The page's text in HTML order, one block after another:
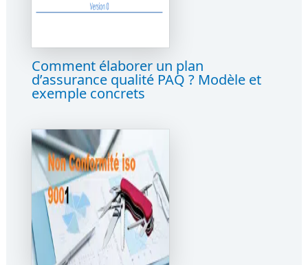
Comment élaborer un plan
d’assurance qualité PAQ ? Modèle et
exemple concrets